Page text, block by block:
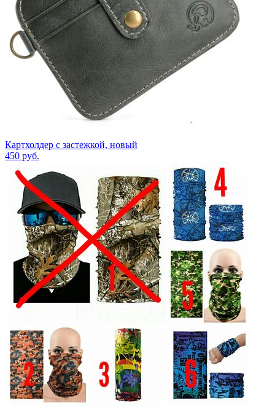
Картхолдер с застежкой, новый
450 руб.